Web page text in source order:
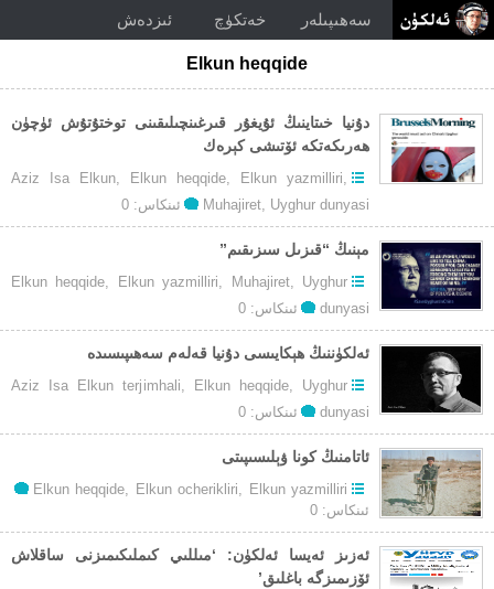
سەھىپىلەر خەتكۈچ ئىزدەش
Elkun heqqide
دۇنيا خىتاينىڭ ئۇيغۇر قىرغىنچىلىقىنى توختۇتۇش ئۈچۈن
ھەرىكەتكە ئۆتىشى كېرەك
Aziz Isa Elkun, Elkun heqqide, Elkun yazmilliri,
Muhajiret, Uyghur dunyasi ئىنكاس: 0
مېنىڭ “قىزىل سىزىقىم”
Elkun heqqide, Elkun yazmilliri, Muhajiret, Uyghur
dunyasi
ئىنكاس: 0
ئەلكۈننىڭ ھېكايىسى دۇنيا قەلەم سەھىپىسىدە
Aziz Isa Elkun terjimhali, Elkun heqqide, Uyghur
dunyasi
ئىنكاس: 0
ئاتامنىڭ كونا ۋېلىسىپىتى
Elkun heqqide, Elkun ocherikliri, Elkun yazmilliri
ئىنكاس: 0
ئەزىز ئەيسا ئەلكۈن: ‘مىللىي كىملىكىمىزنى ساقلاش
ئۆزىمىزگە باغلىق’